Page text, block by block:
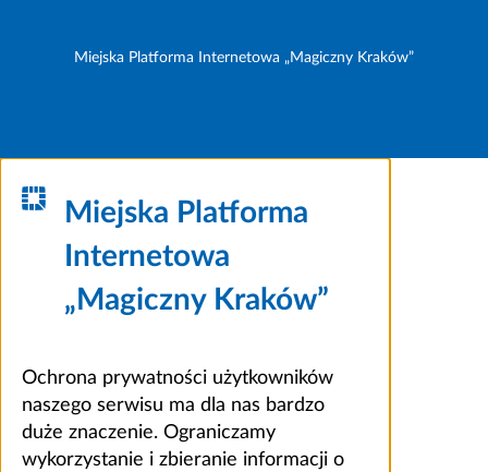
Miejska Platforma Internetowa „Magiczny Kraków”
Miejska Platforma
Internetowa
„Magiczny Kraków”
Ochrona prywatności użytkowników
naszego serwisu ma dla nas bardzo
duże znaczenie. Ograniczamy
wykorzystanie i zbieranie informacji o